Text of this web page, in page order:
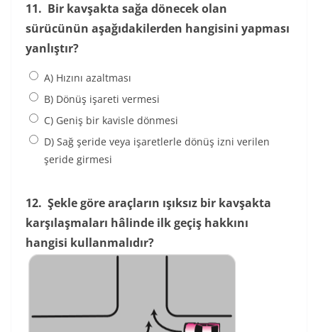
11. Bir kavşakta sağa dönecek olan
sürücünün aşağıdakilerden hangisini yapması
yanlıştır?
A) Hızını azaltması
B) Dönüş işareti vermesi
C) Geniş bir kavisle dönmesi
D) Sağ şeride veya işaretlerle dönüş izni verilen
şeride girmesi
12. Şekle göre araçların ışıksız bir kavşakta
karşılaşmaları hâlinde ilk geçiş hakkını
hangisi kullanmalıdır?